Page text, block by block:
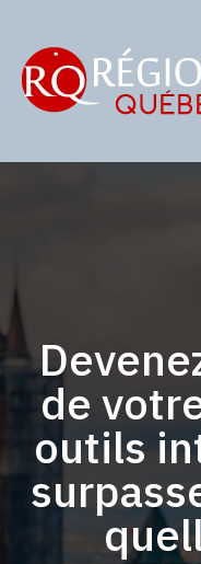
de
outils